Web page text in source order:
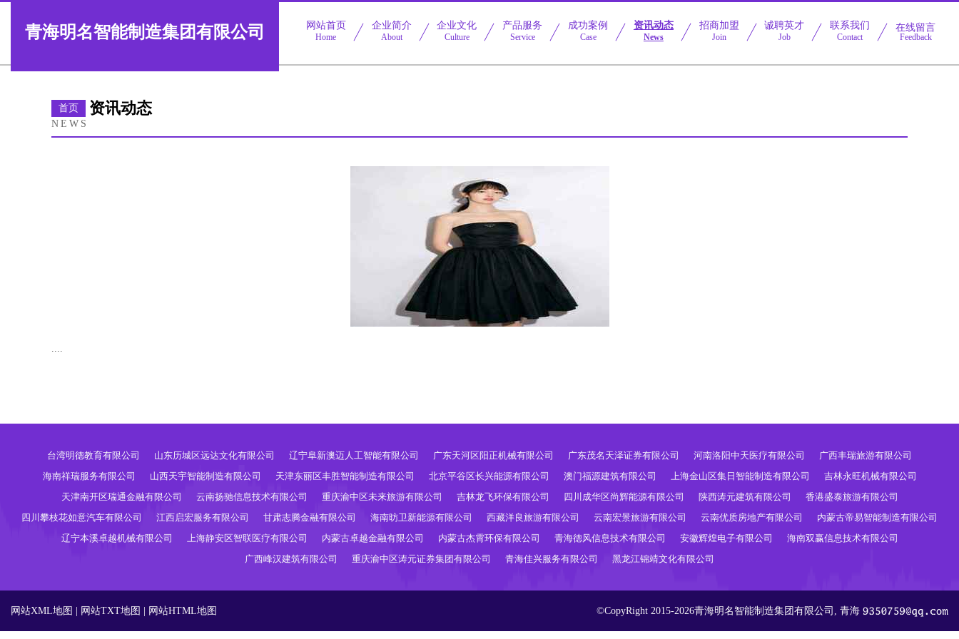
青海明名智能制造集团有限公司 网站首页
Home
企业简介
About
企业文化
Culture
产品服务
Service
成功案例
Case
资讯动态
News
招商加盟
Join
诚聘英才
Job
联系我们
Contact
在线留言
Feedback
首页 资讯动态
NEWS
....
台湾明德教育有限公司 山东历城区远达文化有限公司 辽宁阜新澳迈人工智能有限公司 广东天河区阳正机械有限公司 广东茂名天泽证券有限公司 河南洛阳中天医疗有限公司
广西丰瑞旅游有限公司
海南祥瑞服务有限公司
山西天宇智能制造有限公司 天津东丽区丰胜智能制造有限公司 北京平谷区长兴能源有限公司 澳门福源建筑有限公司 上海金山区集日智能制造有限公司
吉林永旺机械有限公司
天津南开区瑞通金融有限公司
云南扬驰信息技术有限公司 重庆渝中区未来旅游有限公司 吉林龙飞环保有限公司 四川成华区尚辉能源有限公司 陕西涛元建筑有限公司
香港盛泰旅游有限公司
四川攀枝花如意汽车有限公司
江西启宏服务有限公司 甘肃志腾金融有限公司 海南昉卫新能源有限公司 西藏洋良旅游有限公司 云南宏景旅游有限公司 云南优质房地产有限公司
内蒙古帝易智能制造有限公司
辽宁本溪卓越机械有限公司
上海静安区智联医疗有限公司 内蒙古卓越金融有限公司 内蒙古杰霄环保有限公司 青海德风信息技术有限公司 安徽辉煌电子有限公司
海南双赢信息技术有限公司
广西峰汉建筑有限公司
重庆渝中区涛元证券集团有限公司 青海佳兴服务有限公司 黑龙江锦靖文化有限公司
网站XML地图 网站TXT地图 网站HTML地图 ©CopyRight 2015-2026青海明名智能制造集团有限公司, 青海